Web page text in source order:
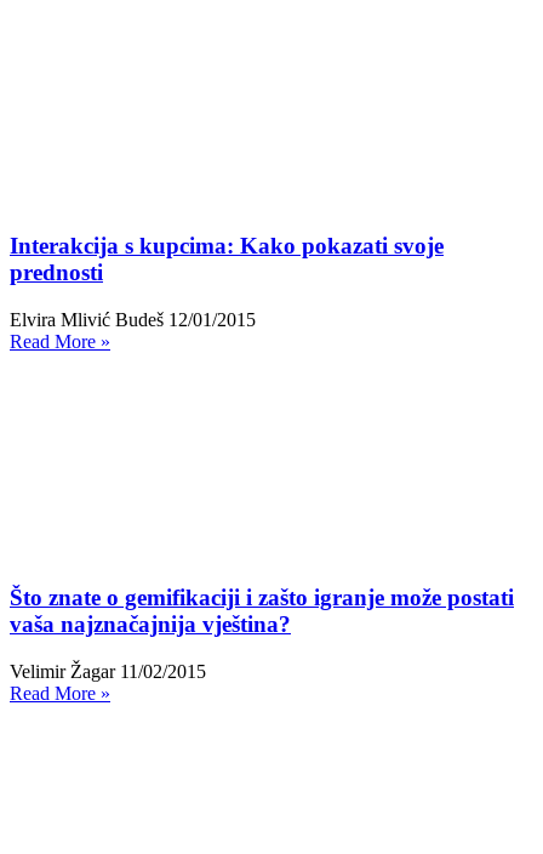
Interakcija s kupcima: Kako pokazati svoje
prednosti
Elvira Mlivić Budeš 12/01/2015
Read More »
Što znate o gemifikaciji i zašto igranje može postati
vaša najznačajnija vještina?
Velimir Žagar 11/02/2015
Read More »